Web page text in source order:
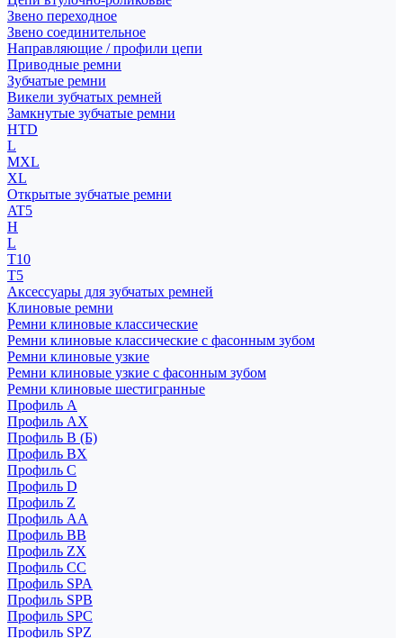
Звено переходное
Звено соединительное
Направляющие / профили цепи
Приводные ремни
Зубчатые ремни
Викели зубчатых ремней
Замкнутые зубчатые ремни
HTD
L
MXL
XL
Открытые зубчатые ремни
AT5
H
L
T10
T5
Аксессуары для зубчатых ремней
Клиновые ремни
Ремни клиновые классические
Ремни клиновые классические с фасонным зубом
Ремни клиновые узкие
Ремни клиновые узкие с фасонным зубом
Ремни клиновые шестигранные
Профиль A
Профиль AX
Профиль B (Б)
Профиль BX
Профиль C
Профиль D
Профиль Z
Профиль АА
Профиль BB
Профиль ZX
Профиль CC
Профиль SPA
Профиль SPB
Профиль SPC
Профиль SPZ